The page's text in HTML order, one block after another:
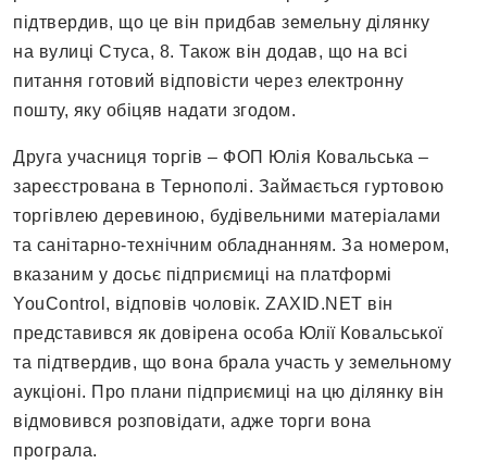
підтвердив, що це він придбав земельну ділянку
на вулиці Стуса, 8. Також він додав, що на всі
питання готовий відповісти через електронну
пошту, яку обіцяв надати згодом.
Друга учасниця торгів – ФОП Юлія Ковальська –
зареєстрована в Тернополі. Займається гуртовою
торгівлею деревиною, будівельними матеріалами
та санітарно-технічним обладнанням. За номером,
вказаним у досьє підприємиці на платформі
YouControl, відповів чоловік. ZAXID.NET він
представився як довірена особа Юлії Ковальської
та підтвердив, що вона брала участь у земельному
аукціоні. Про плани підприємиці на цю ділянку він
відмовився розповідати, адже торги вона
програла.